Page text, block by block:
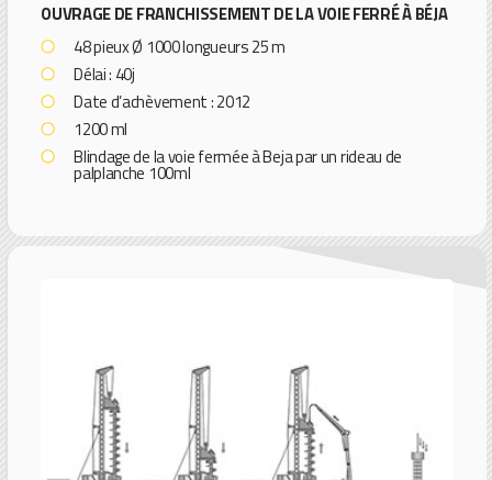
OUVRAGE DE FRANCHISSEMENT DE LA VOIE FERRÉ À BÉJA
48 pieux Ø 1000 longueurs 25 m
Délai : 40j
Date d’achèvement : 2012
1200 ml
Blindage de la voie fermée à Beja par un rideau de
palplanche 100ml